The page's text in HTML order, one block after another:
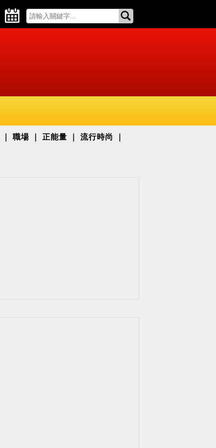
職場 正能量 流行時尚